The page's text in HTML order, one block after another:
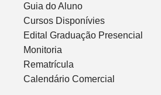
Guia do Aluno
Cursos Disponívies
Edital Graduação Presencial
Monitoria
Rematrícula
Calendário Comercial